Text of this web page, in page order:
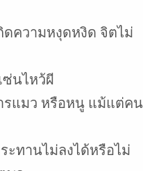
ดความหงุดหงิด จิตไม่
นไหว้ผี
รแมว หรือหนู แม้แต่คน
ะทานไม่ลงได้หรือไม่